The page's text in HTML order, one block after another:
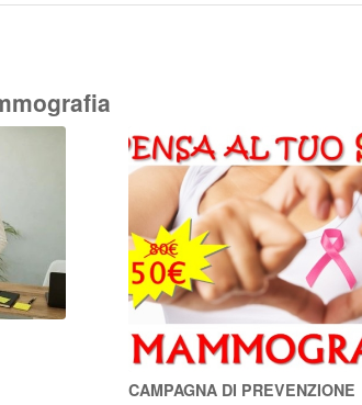
CAMPAGNA DI PREVENZIONE